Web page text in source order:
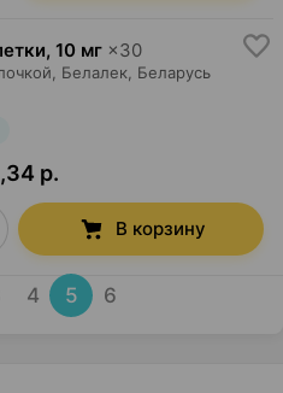
, 10 мг ×30
Белалек , Беларусь
р.
В корзину
4 5 6